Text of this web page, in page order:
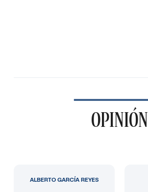
OPINIÓN
ALBERTO GARCÍA REYES